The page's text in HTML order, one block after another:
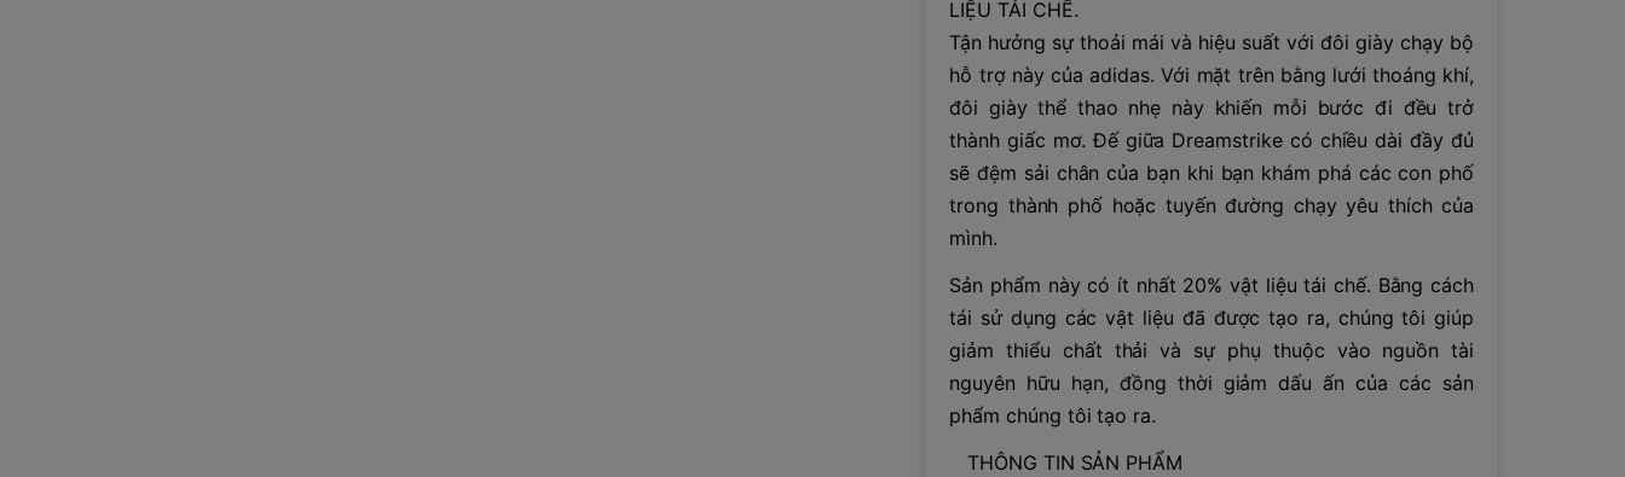
LIỆU TÁI CHẾ.
Tận hưởng sự thoải mái và hiệu suất với đôi giày chạy bộ
hỗ trợ này của adidas. Với mặt trên bằng lưới thoáng khí,
đôi giày thể thao nhẹ này khiến mỗi bước đi đều trở
thành giấc mơ. Đế giữa Dreamstrike có chiều dài đầy đủ
sẽ đệm sải chân của bạn khi bạn khám phá các con phố
trong thành phố hoặc tuyến đường chạy yêu thích của
mình.
Sản phẩm này có ít nhất 20% vật liệu tái chế. Bằng cách
tái sử dụng các vật liệu đã được tạo ra, chúng tôi giúp
giảm thiểu chất thải và sự phụ thuộc vào nguồn tài
nguyên hữu hạn, đồng thời giảm dấu ấn của các sản
phẩm chúng tôi tạo ra.
THÔNG TIN SẢN PHẨM